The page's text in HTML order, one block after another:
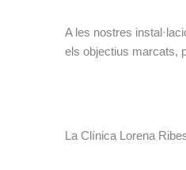
A les nostres
els objectius marcats,
La Clínica Lorena